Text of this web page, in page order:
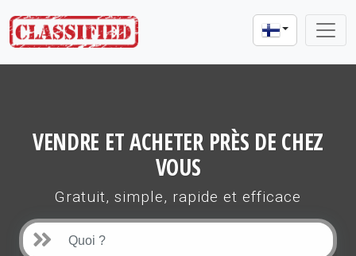
VENDRE ET ACHETER PRÈS DE CHEZ
VOUS
Gratuit, simple, rapide et efficace